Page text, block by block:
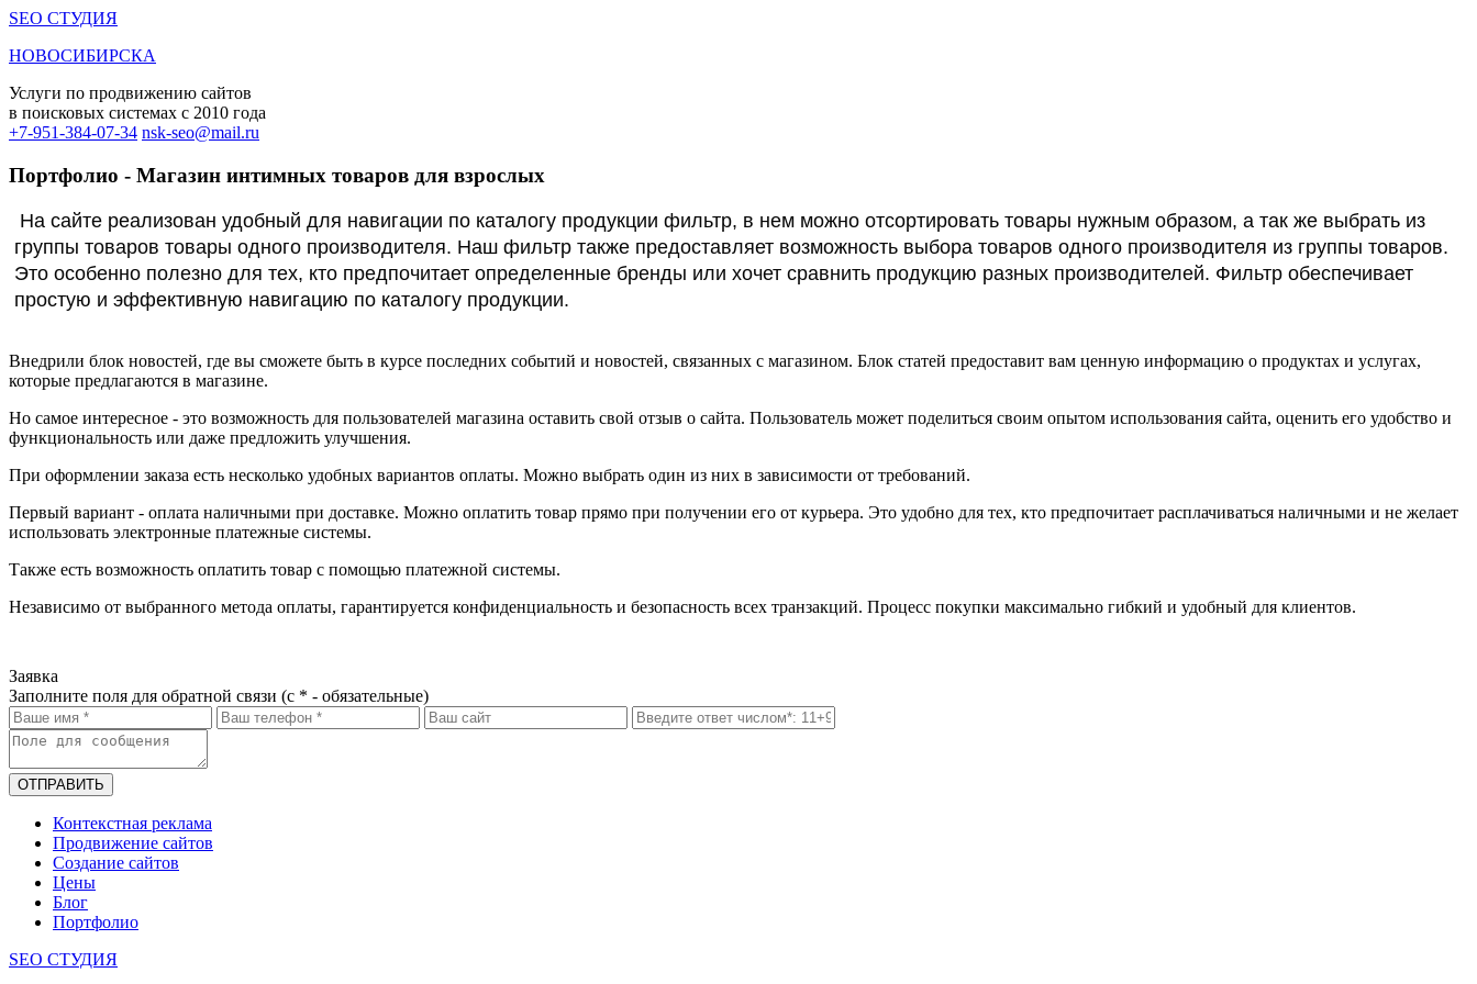
SEO СТУДИЯ
НОВОСИБИРСКА
Услуги по продвижению сайтов
в поисковых системах c 2010 года
+7-951-384-07-34 nsk-seo@mail.ru
Портфолио - Магазин интимных товаров для взрослых
На сайте реализован удобный для навигации по каталогу продукции фильтр, в нем можно отсортировать товары нужным образом, а так же выбрать из
группы товаров товары одного производителя. Наш фильтр также предоставляет возможность выбора товаров одного производителя из группы товаров.
Это особенно полезно для тех, кто предпочитает определенные бренды или хочет сравнить продукцию разных производителей. Фильтр обеспечивает
простую и эффективную навигацию по каталогу продукции.
Внедрили блок новостей, где вы сможете быть в курсе последних событий и новостей, связанных с магазином. Блок статей предоставит вам ценную информацию о продуктах и услугах,
которые предлагаются в магазине.
Но самое интересное - это возможность для пользователей магазина оставить свой отзыв о сайта. Пользователь может поделиться своим опытом использования сайта, оценить его удобство и
функциональность или даже предложить улучшения.
При оформлении заказа есть несколько удобных вариантов оплаты. Можно выбрать один из них в зависимости от требований.
Первый вариант - оплата наличными при доставке. Можно оплатить товар прямо при получении его от курьера. Это удобно для тех, кто предпочитает расплачиваться наличными и не желает
использовать электронные платежные системы.
Также есть возможность оплатить товар с помощью платежной системы.
Независимо от выбранного метода оплаты, гарантируется конфиденциальность и безопасность всех транзакций. Процесс покупки максимально гибкий и удобный для клиентов.
Заявка
Заполните поля для обратной связи (с * - обязательные)
ОТПРАВИТЬ
Контекстная реклама
Продвижение сайтов
Создание сайтов
Цены
Блог
Портфолио
SEO СТУДИЯ